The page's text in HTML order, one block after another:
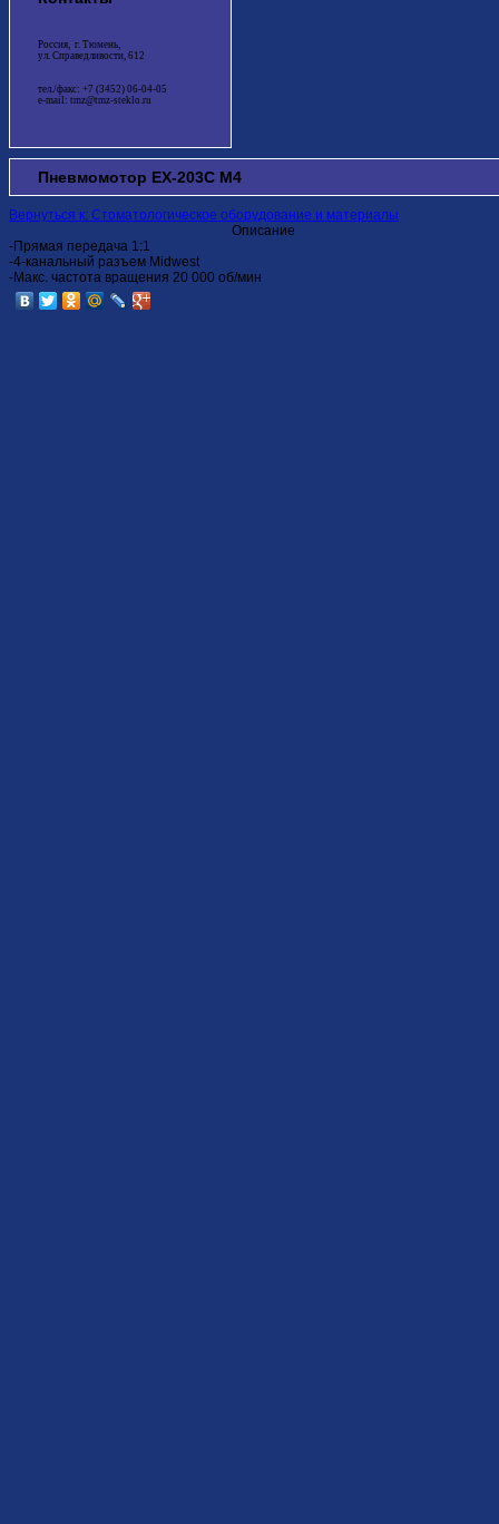
Россия, г. Тюмень,
ул. Справедливости, 612
тел./факс: +7 (3452) 06-04-05
e-mail: tmz@tmz-steklo.ru
Пневмомотор EX-203C M4
Вернуться к: Стоматологическое оборудование и материалы
Описание
-Прямая передача 1:1
-4-канальный разъем Midwest
-Макс. частота вращения 20 000 об/мин